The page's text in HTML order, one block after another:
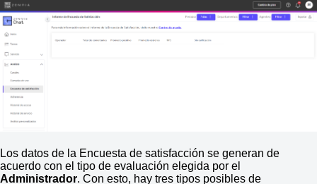
Los datos de la Encuesta de satisfacción se generan de
acuerdo con el tipo de evaluación elegida por el
Administrador. Con esto, hay tres tipos posibles de